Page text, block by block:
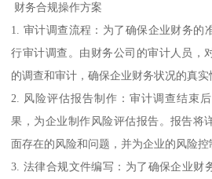
财务合规操作方案
1. 审计调查流程：为了确保企业财务的
行审计调查。由财务公司的审计人员，
的调查和审计，确保企业财务状况的真实
2. 风险评估报告制作：审计调查结束
果，为企业制作风险评估报告。报告将
面存在的风险和问题，并为企业的风险控
3. 法律合规文件编写：为了确保企业财